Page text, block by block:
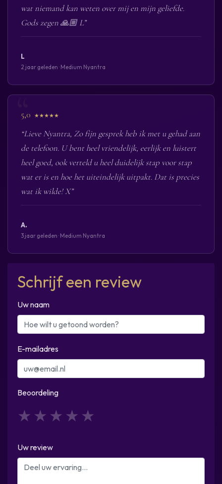
wat niemand kan weten over mij en mijn geliefde.
Gods zegen 🙏🏼 L”
L
2 jaar geleden · Medium Nyantra
5,0 ★★★★★
“Lieve Nyantra, Zo fijn gesprek heb ik met u gehad aan
de telefoon. U bent heel vriendelijk, eerlijk en luistert
heel goed, ook verteld u heel duidelijk stap voor stap
wat er is en hoe het uiteindelijk uitpakt. Dat is precies
wat ik wilde! X”
A.
3 jaar geleden · Medium Nyantra
Schrijf een review
Uw naam
E-mailadres
Beoordeling
4
3
2
1
Uw review